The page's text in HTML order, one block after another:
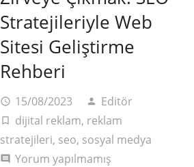
Stratejileriyle Web
Sitesi Geliştirme
Rehberi
access_time 15/08/2023 person Editör
turned_in_not dijital reklam, reklam
stratejileri, seo, sosyal medya
comment Yorum yapılmamış